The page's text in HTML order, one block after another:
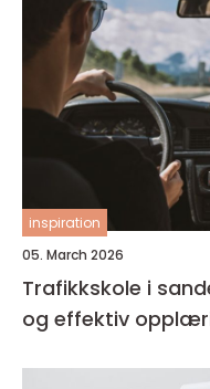
inspiration
05. March 2026
Trafikkskole i
og effektiv